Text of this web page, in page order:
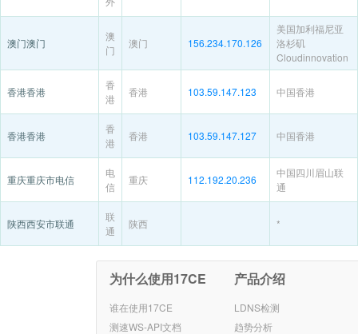
澳门澳门
澳
门
澳门 156.234.170.126
美国加利福尼亚
洛杉矶
Cloudinnovation
香港香港
香
港
香港 103.59.147.123 中国香港
香港香港
香
港
香港 103.59.147.127 中国香港
重庆重庆市电信
电
信
重庆 112.192.20.236
中国四川眉山联
通
陕西西安市联通
联
通
陕西 *
为什么使用17CE
谁在使用17CE
测速WS-API文档
产品介绍
LDNS检测
趋势分析